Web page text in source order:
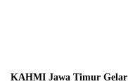
KAHMI Jawa Timur Gelar